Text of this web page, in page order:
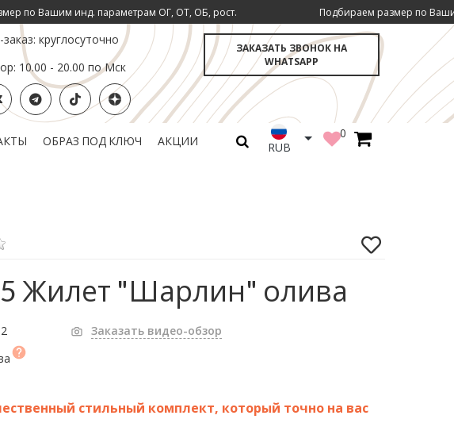
инд. параметрам ОГ, ОТ, ОБ, рост. Подбираем размер по Вашим инд.
круглосуточно
10.00 - 20.00 по Мск
ЗАКАЗАТЬ ЗВОНОК НА
WHATSAPP
ОБРАЗ ПОД КЛЮЧ АКЦИИ RUB
0
Жилет "Шарлин" олива
2
Заказать видео-обзор
стильный комплект, который точно на вас